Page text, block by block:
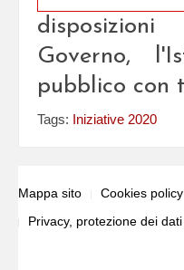
Governo,
pubblico con
Tags: Iniziative 2020
Mappa sito
Cookies policy
Privacy, protezione dei